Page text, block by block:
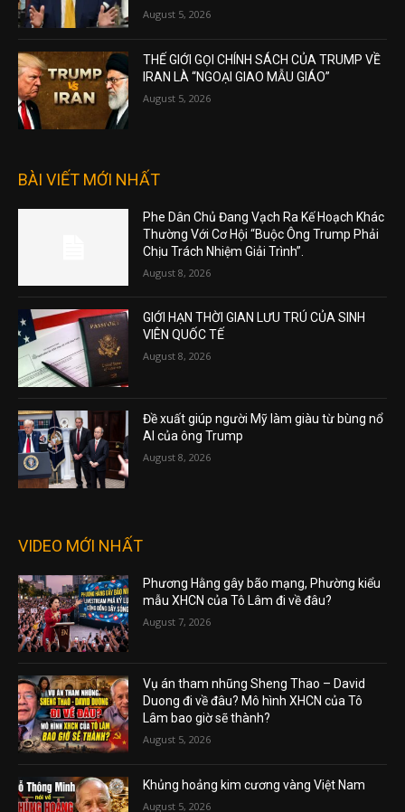
August 5, 2026
THẾ GIỚI GỌI CHÍNH SÁCH CỦA TRUMP VỀ
IRAN LÀ “NGOẠI GIAO MẪU GIÁO”
August 5, 2026
BÀI VIẾT MỚI NHẤT
Phe Dân Chủ Đang Vạch Ra Kế Hoạch Khác
Thường Với Cơ Hội “Buộc Ông Trump Phải
Chịu Trách Nhiệm Giải Trình”.
August 8, 2026
GIỚI HẠN THỜI GIAN LƯU TRÚ CỦA SINH
VIÊN QUỐC TẾ
August 8, 2026
Đề xuất giúp người Mỹ làm giàu từ bùng nổ
AI của ông Trump
August 8, 2026
VIDEO MỚI NHẤT
Phương Hằng gây bão mạng, Phường kiểu
mẫu XHCN của Tô Lâm đi về đâu?
August 7, 2026
Vụ án tham nhũng Sheng Thao – David
Duong đi về đâu? Mô hình XHCN của Tô
Lâm bao giờ sẽ thành?
August 5, 2026
Khủng hoảng kim cương vàng Việt Nam
August 5, 2026